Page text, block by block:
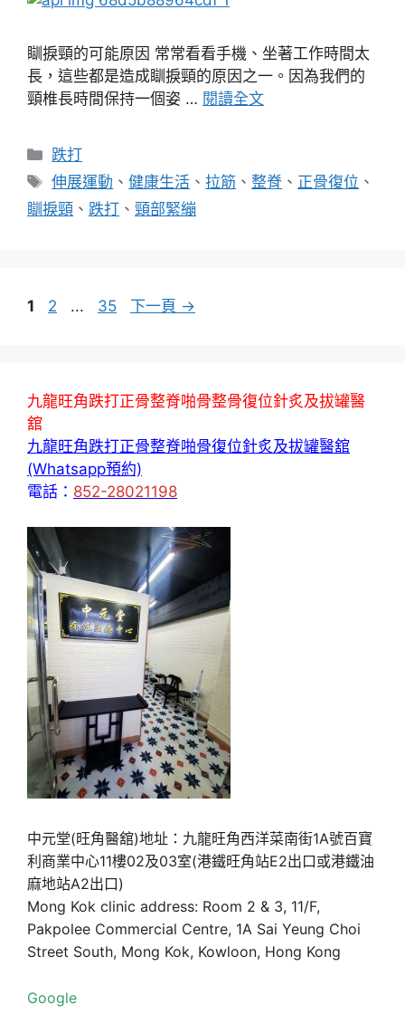
瞓捩頸的可能原因 常常看看手機、坐著工作時間太
長，這些都是造成瞓捩頸的原因之一。因為我們的
頸椎長時間保持一個姿 … 閱讀全文
分
類
跌打
標
籤
伸展運動 、健康生活 、 拉筋 、整脊 、 正骨復位 、
瞓捩頸 、 跌打 、 頸部緊繃
頁
1
頁
2 ...
頁
35 下一頁 →
九龍旺角跌打正骨整脊啪骨整骨復位針炙及拔罐醫
舘
九龍旺角跌打正骨整脊啪骨復位針炙及拔罐醫舘
(Whatsapp預約)
電話： 852-28021198
中元堂(旺角醫舘)地址：九龍旺角西洋菜南街1A號百寶
利商業中心11樓02及03室(港鐵旺角站E2出口或港鐵油
麻地站A2出口)
Mong Kok clinic address: Room 2 & 3, 11/F,
Pakpolee Commercial Centre, 1A Sai Yeung Choi
Street South, Mong Kok, Kowloon, Hong Kong
Google